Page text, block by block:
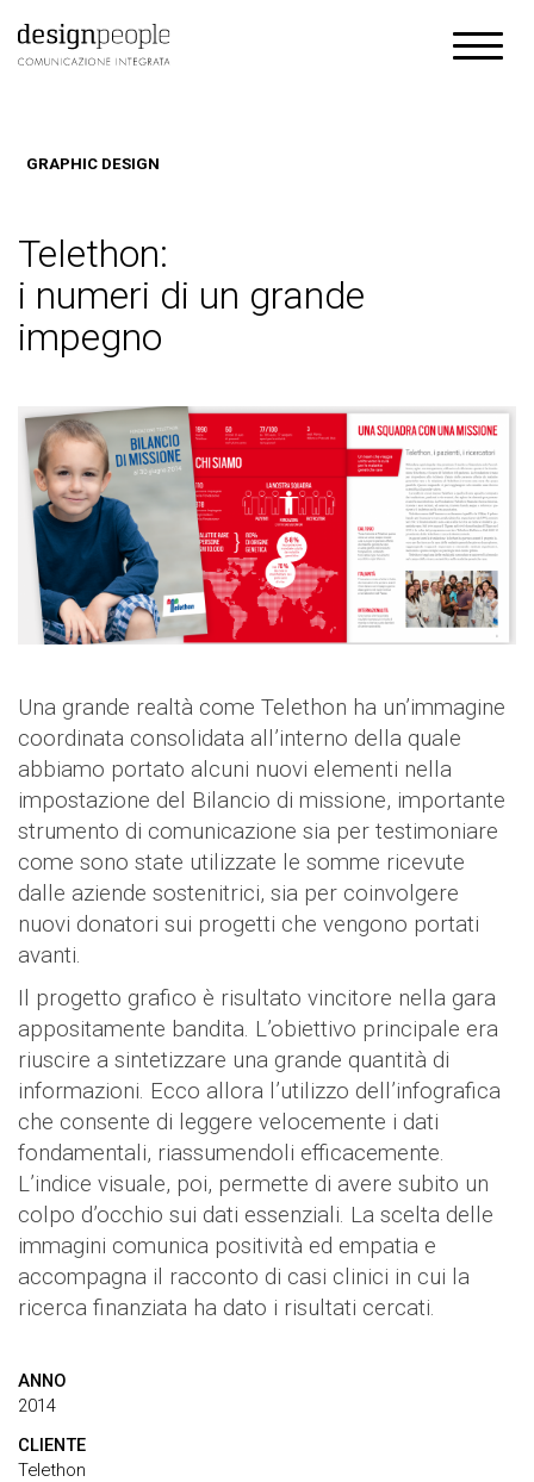
GRAPHIC DESIGN
Telethon:
i numeri di un grande
impegno
Una grande realtà come Telethon ha un’immagine
coordinata consolidata all’interno della quale
abbiamo portato alcuni nuovi elementi nella
impostazione del Bilancio di missione, importante
strumento di comunicazione sia per testimoniare
come sono state utilizzate le somme ricevute
dalle aziende sostenitrici, sia per coinvolgere
nuovi donatori sui progetti che vengono portati
avanti.
Il progetto grafico è risultato vincitore nella gara
appositamente bandita. L’obiettivo principale era
riuscire a sintetizzare una grande quantità di
informazioni. Ecco allora l’utilizzo dell’infografica
che consente di leggere velocemente i dati
fondamentali, riassumendoli efficacemente.
L’indice visuale, poi, permette di avere subito un
colpo d’occhio sui dati essenziali. La scelta delle
immagini comunica positività ed empatia e
accompagna il racconto di casi clinici in cui la
ricerca finanziata ha dato i risultati cercati.
ANNO
2014
CLIENTE
Telethon